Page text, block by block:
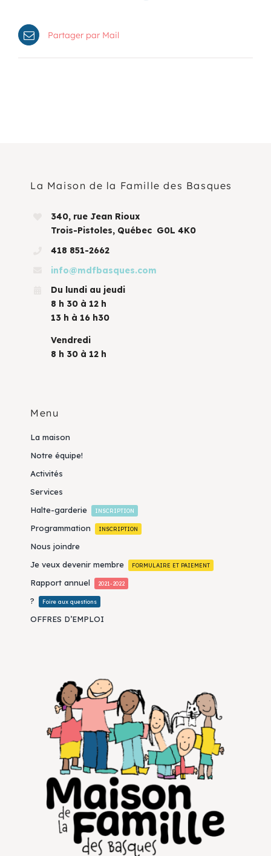
Partager par Mail
La Maison de la Famille des Basques
340, rue Jean Rioux
Trois-Pistoles, Québec G0L 4K0
418 851-2662
info@mdfbasques.com
Du lundi au jeudi
8 h 30 à 12 h
13 h à 16 h30
Vendredi
8 h 30 à 12 h
Menu
La maison
Notre équipe!
Activités
Services
Halte-garderie
INSCRIPTION
Programmation INSCRIPTION
Nous joindre
Je veux devenir membre
FORMULAIRE ET PAIEMENT
Rapport annuel 2021-2022
? Foire aux questions
OFFRES D’EMPLOI